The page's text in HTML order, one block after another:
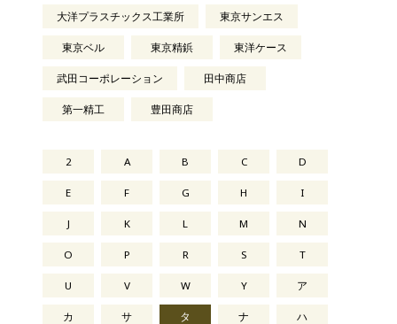
大洋プラスチックス工業所 東京サンエス
東京ベル 東京精鋲 東洋ケース
武田コーポレーション 田中商店
第一精工 豊田商店
2 A B C D
E F G H I
J K L M N
O P R S T
U V W Y ア
カ サ タ ナ ハ